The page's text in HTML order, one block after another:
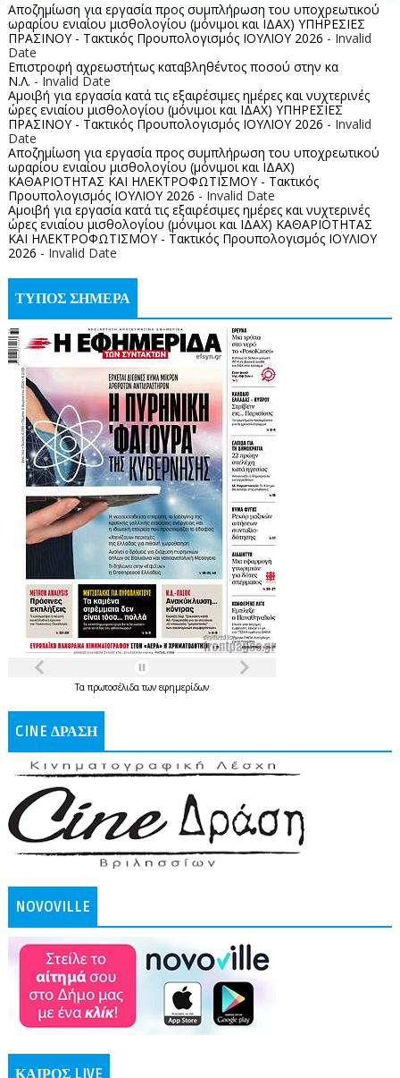
Αποζημίωση για εργασία προς συμπλήρωση του υποχρεωτικού
ωραρίου ενιαίου μισθολογίου (μόνιμοι και ΙΔΑΧ) ΥΠΗΡΕΣΙΕΣ
ΠΡΑΣΙΝΟΥ - Τακτικός Προυπολογισμός ΙΟΥΛΙΟΥ 2026 - Invalid
Date
Επιστροφή αχρεωστήτως καταβληθέντος ποσoύ στην κα
Ν.Λ. - Invalid Date
Αμοιβή για εργασία κατά τις εξαιρέσιμες ημέρες και νυχτερινές
ώρες ενιαίου μισθολογίου (μόνιμοι και ΙΔΑΧ) ΥΠΗΡΕΣΙΕΣ
ΠΡΑΣΙΝΟΥ - Τακτικός Προυπολογισμός ΙΟΥΛΙΟΥ 2026 - Invalid
Date
Αποζημίωση για εργασία προς συμπλήρωση του υποχρεωτικού
ωραρίου ενιαίου μισθολογίου (μόνιμοι και ΙΔΑΧ)
ΚΑΘΑΡΙΟΤΗΤΑΣ ΚΑΙ ΗΛΕΚΤΡΟΦΩΤΙΣΜΟΥ - Τακτικός
Προυπολογισμός ΙΟΥΛΙΟΥ 2026 - Invalid Date
Αμοιβή για εργασία κατά τις εξαιρέσιμες ημέρες και νυχτερινές
ώρες ενιαίου μισθολογίου (μόνιμοι και ΙΔΑΧ) ΚΑΘΑΡΙΟΤΗΤΑΣ
ΚΑΙ ΗΛΕΚΤΡΟΦΩΤΙΣΜΟΥ - Τακτικός Προυπολογισμός ΙΟΥΛΙΟΥ
2026 - Invalid Date
ΤΥΠΟΣ ΣΗΜΕΡΑ
Τα πρωτοσέλιδατων εφημερίδων
CINE ΔΡΑΣΗ
NOVOVILLE